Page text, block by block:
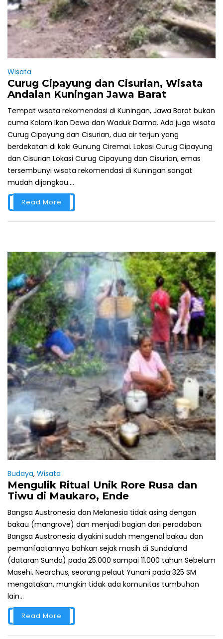
Wisata
Curug Cipayung dan Cisurian, Wisata
Andalan Kuningan Jawa Barat
Tempat wisata rekomendasi di Kuningan, Jawa Barat bukan
cuma Kolam Ikan Dewa dan Waduk Darma. Ada juga wisata
Curug Cipayung dan Cisurian, dua air terjun yang
berdekatan di kaki Gunung Ciremai. Lokasi Curug Cipayung
dan Cisurian Lokasi Curug Cipayung dan Cisurian, emas
tersembunyi wisata rekomendasi di Kuningan sangat
mudah dijangkau....
Read More
Budaya, Wisata
Mengulik Ritual Unik Rore Rusa dan
Tiwu di Maukaro, Ende
Bangsa Austronesia dan Melanesia tidak asing dengan
bakau (mangrove) dan menjadi bagian dari peradaban.
Bangsa Austronesia diyakini sudah mengenal bakau dan
pemanfaatannya bahkan sejak masih di Sundaland
(dataran Sunda) pada 25.000 sampai 11.000 tahun Sebelum
Masehi. Nearchus, seorang pelaut Yunani pada 325 SM
mengatakan, mungkin tidak ada komunitas tumbuhan
lain...
Read More